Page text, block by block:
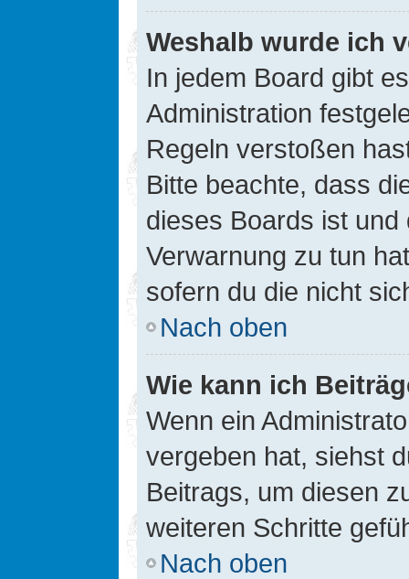
Weshalb wurde ich
In jedem Board gibt
Administration
Regeln verstoßen
Bitte beachte, dass
dieses Boards ist
Verwarnung zu tun
sofern du die nicht
Nach oben
Wie kann ich
Wenn ein
vergeben hat, siehst
Beitrags, um diesen
weiteren Schritte
Nach oben